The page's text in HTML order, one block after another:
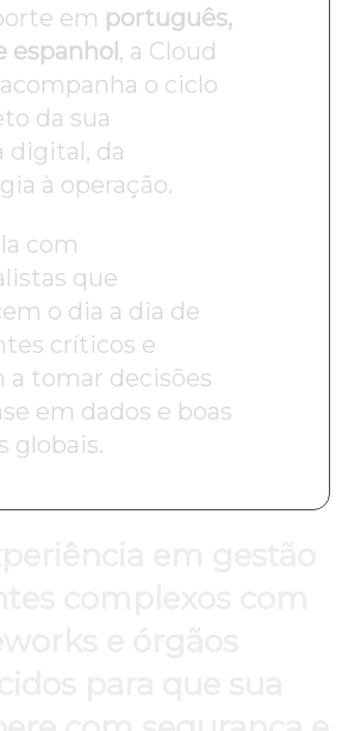
em português,
espanhol , a Cloud
o ciclo
da sua
digital, da
à operação.
com
que
o dia a dia de
críticos e
a tomar decisões
em dados e boas
globais.